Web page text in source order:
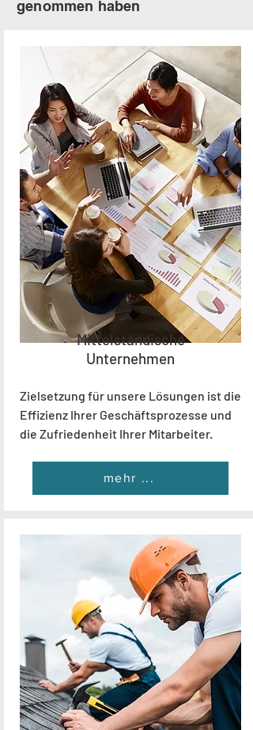
genommen haben
Mittelständische
Unternehmen
Zielsetzung für unsere Lösungen ist die
Effizienz Ihrer Geschäftsprozesse und
die Zufriedenheit Ihrer Mitarbeiter.
mehr ...